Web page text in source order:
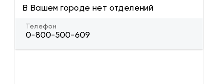
В Вашем городе нет отделений
Телефон
0-800-500-609